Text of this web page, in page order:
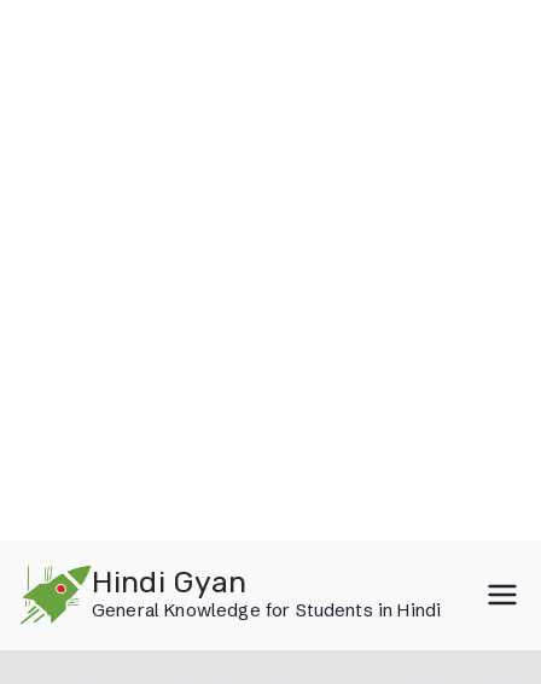
content
Hindi Gyan
General Knowledge for Students in Hindi